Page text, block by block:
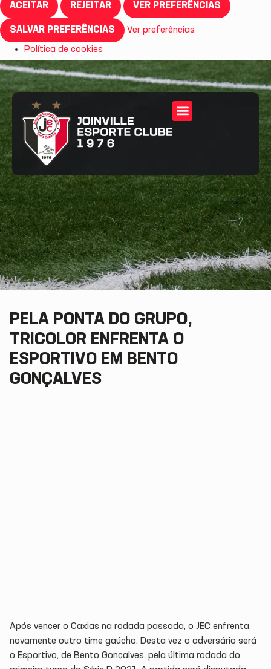
ACEITAR
REJEITAR VER PREFERÊNCIAS
SALVAR PREFERÊNCIAS
Ver preferências
Política de cookies
PELA PONTA DO GRUPO,
TRICOLOR ENFRENTA O
ESPORTIVO EM BENTO
GONÇALVES
Após vencer o Caxias na rodada passada, o JEC enfrenta
novamente outro time gaúcho. Desta vez o adversário será
o Esportivo, de Bento Gonçalves, pela última rodada do